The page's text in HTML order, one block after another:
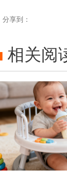
分享到：
相关阅